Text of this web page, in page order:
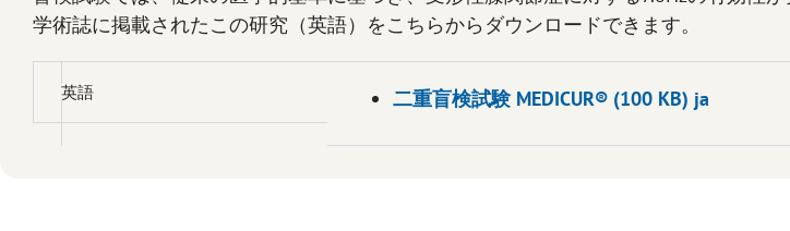
学術誌に掲載されたこの研究（英語）をこちらからダウンロードできます。
英語 二重盲検試験 MEDICUR® (100 KB) ja